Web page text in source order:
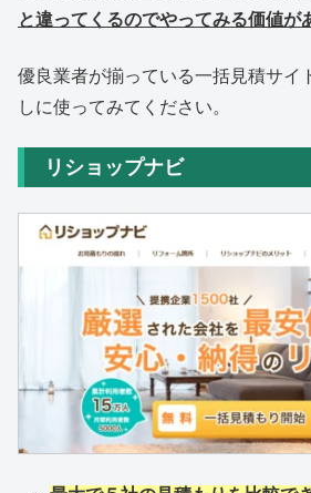
と違ってくるのでやってみる価値が
優良業者が揃っている一括見積サイ
しに使ってみてください。
リショップナビ